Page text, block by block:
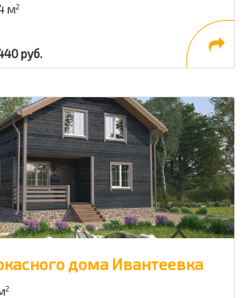
м2
руб.
дома Ивантеевка
2